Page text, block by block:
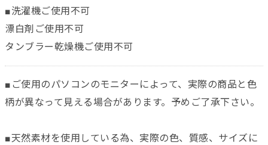
■洗濯機ご使用不可
漂白剤ご使用不可
タンブラー乾燥機ご使用不可
■ご使用のパソコンのモニターによって、実際の商品と色
柄が異なって見える場合があります。予めご了承下さい。
■天然素材を使用している為、実際の色、質感、サイズに